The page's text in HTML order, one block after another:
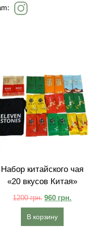
Набор китайского чая
«20 вкусов Китая»
1200грн. 960 грн.
В корзину